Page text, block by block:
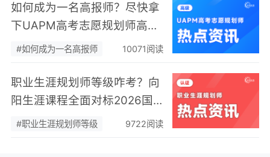
如何成为一名高报师？尽快拿
下UAPM高考志愿规划师高级
认证！
#如何成为一名高报师 10071阅读
职业生涯规划师等级咋考？向
阳生涯课程全面对标2026国
家职业规划标准
#职业生涯规划师等级 9722阅读